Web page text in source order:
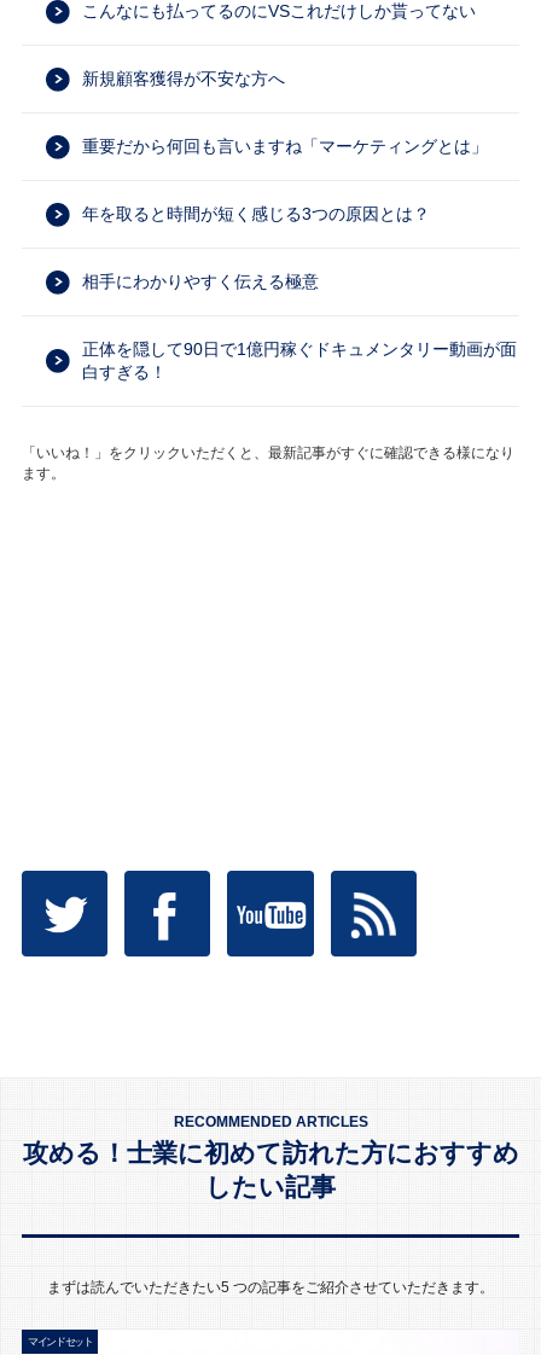
こんなにも払ってるのにVSこれだけしか貰ってない
新規顧客獲得が不安な方へ
重要だから何回も言いますね「マーケティングとは」
年を取ると時間が短く感じる3つの原因とは？
相手にわかりやすく伝える極意
正体を隠して90日で1億円稼ぐドキュメンタリー動画が面
白すぎる！
「いいね！」をクリックいただくと、最新記事がすぐに確認できる様になり
ます。
RECOMMENDED ARTICLES
攻める！士業に初めて訪れた方におすすめ
したい記事
まずは読んでいただきたい5 つの記事をご紹介させていただきます。
マインドセット